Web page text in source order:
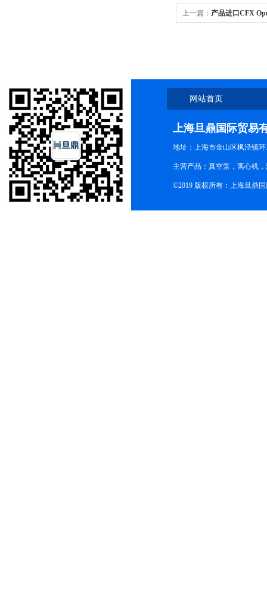
上一篇： 产品进口CFX
网站首页
上海旦鼎国际贸易
地址：上海市金山区枫泾镇
主营产品：真空泵，离心机
©2019 版权所有：上海旦鼎